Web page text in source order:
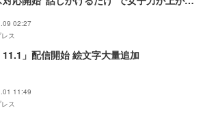
02:27
ス
11.1」配信開始 絵文字大量追加
11:49
ス